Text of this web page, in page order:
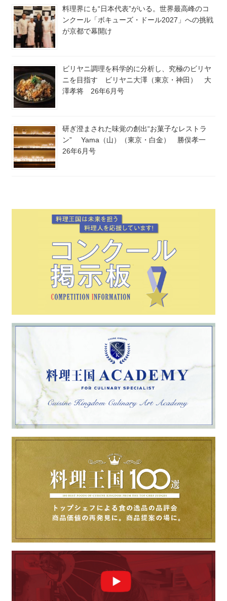
料理界にも“日本代表”がいる。世界最高峰のコ
ンクール「ボキューズ・ドール2027」への挑戦
が京都で幕開け
ビリヤニ調理を科学的に分析し、究極のビリヤ
ニを目指す ビリヤニ大澤（東京・神田） 大
澤孝将 26年6月号
研ぎ澄まされた味覚の創出“お菓子なレストラ
ン” Yama（山）（東京・白金） 勝俣孝一
26年6月号